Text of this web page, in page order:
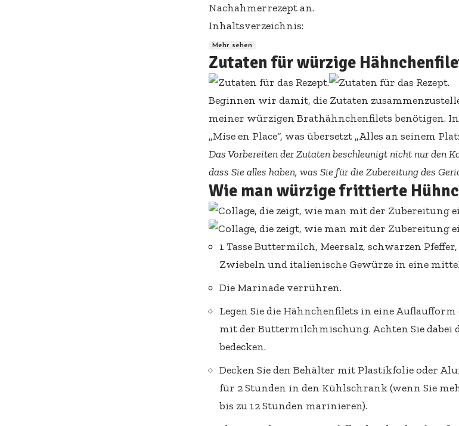
Nachahmerrezept an.
Inhaltsverzeichnis:
Mehr sehen
Zutaten für würzige
Beginnen wir damit, die Zutaten
meiner würzigen Brathähnchenfilets benötigen.
„Mise en Place“, was übersetzt „Alles an seinem
Das Vorbereiten der Zutaten beschleunigt nicht nur den
dass Sie alles haben, was Sie für die Zubereitung des
Wie man würzige frittierte
1 Tasse Buttermilch, Meersalz, schwarzen
Zwiebeln und italienische Gewürze in eine
Die Marinade verrühren.
Legen Sie die Hähnchenfilets in eine Auflaufform
mit der Buttermilchmischung. Achten Sie dabei
bedecken.
Decken Sie den Behälter mit Plastikfolie oder
für 2 Stunden in den Kühlschrank (wenn Sie
bis zu 12 Stunden marinieren).